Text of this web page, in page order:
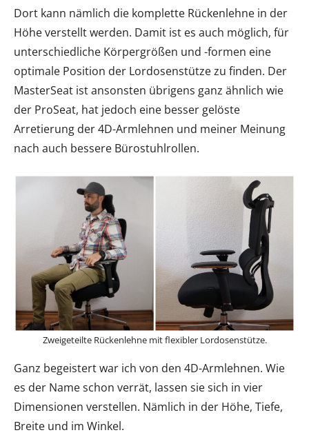
Dort kann nämlich die komplette Rückenlehne in der
Höhe verstellt werden. Damit ist es auch möglich, für
unterschiedliche Körpergrößen und -formen eine
optimale Position der Lordosenstütze zu finden. Der
MasterSeat ist ansonsten übrigens ganz ähnlich wie
der ProSeat, hat jedoch eine besser gelöste
Arretierung der 4D-Armlehnen und meiner Meinung
nach auch bessere Bürostuhlrollen.
Zweigeteilte Rückenlehne mit flexibler Lordosenstütze.
Ganz begeistert war ich von den 4D-Armlehnen. Wie
es der Name schon verrät, lassen sie sich in vier
Dimensionen verstellen. Nämlich in der Höhe, Tiefe,
Breite und im Winkel.